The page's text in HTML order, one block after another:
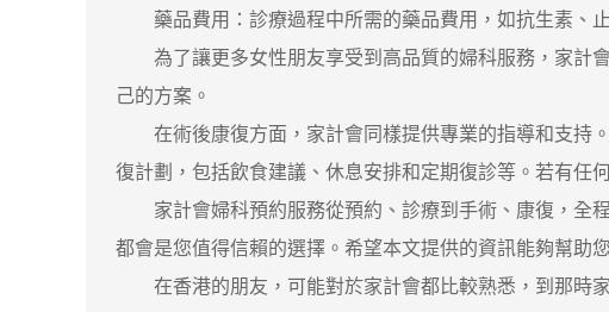
藥品費用：診療過程中所需的藥品費用，如抗生素、止
為了讓更多女性朋友享受到高品質的婦科服務，家計會
己的方案。
在術後康復方面，家計會同樣提供專業的指導和支持。
復計劃，包括飲食建議、休息安排和定期復診等。若有任
家計會婦科預約服務從預約、診療到手術、康復，全程
都會是您值得信賴的選擇。希望本文提供的資訊能夠幫助
在香港的朋友，可能對於家計會都比較熟悉，到那時家